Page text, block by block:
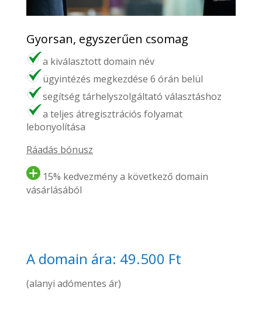
Gyorsan, egyszerűen csomag
a kiválasztott domain név
ügyintézés megkezdése 6 órán belül
segítség tárhelyszolgáltató választáshoz
a teljes átregisztrációs folyamat
lebonyolítása
Ráadás bónusz
15% kedvezmény a következő domain
vásárlásából
A domain ára: 49.500 Ft
(alanyi adómentes ár)